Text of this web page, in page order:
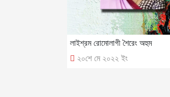
লাইশ্রম রোমোলাগী শৈরেং অহুম
২০শে মে ২০২২ ইং